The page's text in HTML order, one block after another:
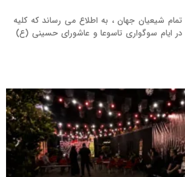
شیعیان جهان ، به اطلاع می رساند که کلیه
ایام سوگواری تاسوعا و عاشورای حسینی (ع)